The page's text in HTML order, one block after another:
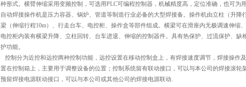
种形式。横臂伸缩采用变频控制，可选用PLC可编程控制器，机械精度高，定位准确，也可为
自动焊接操作机是压力容器、锅炉、管道等制造行业必备的大型焊接备。操作机由立柱（升降
梁（伸缩行程10m）、行走台车、电控柜、操作盒等部件组成。横梁可在滑座内无极调速伸缩
电控柜内装有横梁升降、立柱回转、台车进退、伸缩的控制器件。具有热保护、过流保护、缺
护功能。
控制分为近控和远控两种控制功能，远控设置在移动控制盒上，有焊接速度调节，焊接操作
置在控制箱上，主要用于调整设备的位置；控制系统留有联动接口，可以与本公司的焊接滚轮
预留焊接电源联动接口，可以与本公司或其他公司的焊接电源联动.